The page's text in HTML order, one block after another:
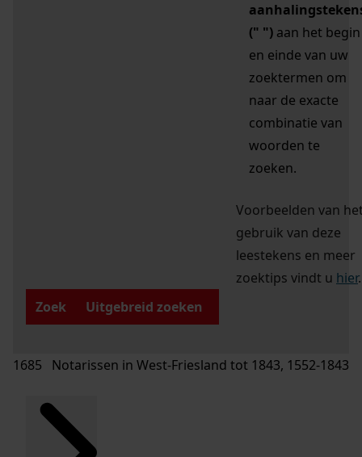
(" ") aan het begin
en einde van uw
zoektermen om
naar de exacte
combinatie van
woorden te
zoeken.
Voorbeelden van
gebruik van deze
leestekens en meer
zoektips vindt u hier.
Zoek
Uitgebreid zoeken
1685 Notarissen in West-Friesland tot 1843, 1552-1843